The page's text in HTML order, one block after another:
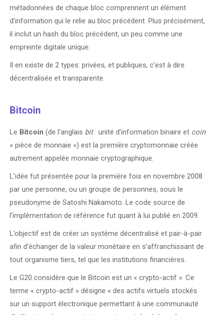
métadonnées de chaque bloc comprennent un élément
d’information qui le relie au bloc précédent. Plus précisément,
il inclut un hash du bloc précédent, un peu comme une
empreinte digitale unique.
Il en existe de 2 types: privées, et publiques, c’est à dire
décentralisée et transparente.
Bitcoin
Le Bitcoin (de l’anglais bit: unité d’information binaire et coin
« pièce de monnaie ») est la première cryptomonnaie créée
autrement appelée monnaie cryptographique.
L’idée fut présentée pour la première fois en novembre 2008
par une personne, ou un groupe de personnes, sous le
pseudonyme de Satoshi Nakamoto. Le code source de
l’implémentation de référence fut quant à lui publié en 2009.
L’objectif est de créer un système décentralisé et pair-à-pair
afin d’échanger de la valeur monétaire en s’affranchissant de
tout organisme tiers, tel que les institutions financières.
Le G20 considère que le Bitcoin est un « crypto-actif ». Ce
terme « crypto-actif » désigne « des actifs virtuels stockés
sur un support électronique permettant à une communauté